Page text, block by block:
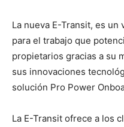
La nueva E-Transit, es
para el trabajo que
propietarios gracias a su
sus innovaciones
solución Pro Power
La E-Transit ofrece a los